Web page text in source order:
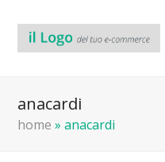
anacardi
home »anacardi